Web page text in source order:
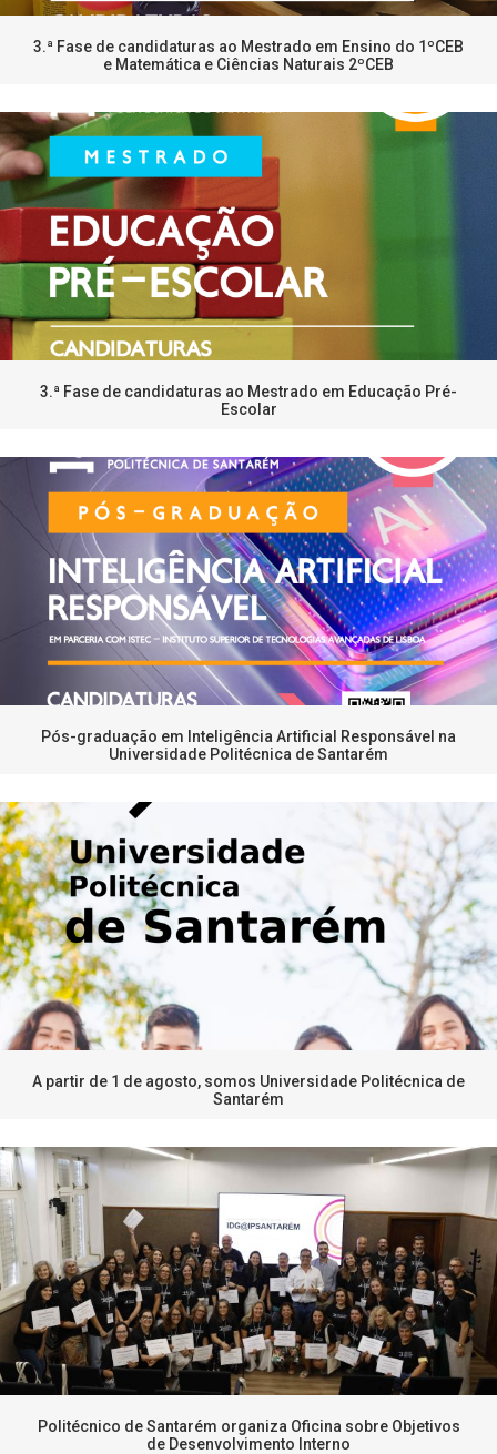
3.ª Fase de candidaturas ao Mestrado em Ensino do 1ºCEB
e Matemática e Ciências Naturais 2ºCEB
3.ª Fase de candidaturas ao Mestrado em Educação Pré-
Escolar
Pós-graduação em Inteligência Artificial Responsável na
Universidade Politécnica de Santarém
A partir de 1 de agosto, somos Universidade Politécnica de
Santarém
Politécnico de Santarém organiza Oficina sobre Objetivos
de Desenvolvimento Interno